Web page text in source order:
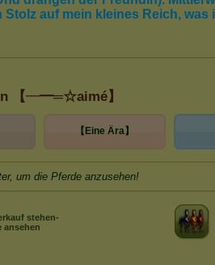
【┈━═☆aimé】
【Eine Ära】
um die Pferde anzusehen!
stehen-
ansehen